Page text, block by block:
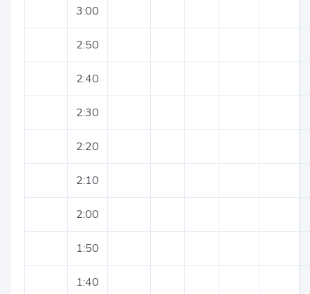
3:00
2:50
2:40
2:30
2:20
2:10
2:00
1:50
1:40